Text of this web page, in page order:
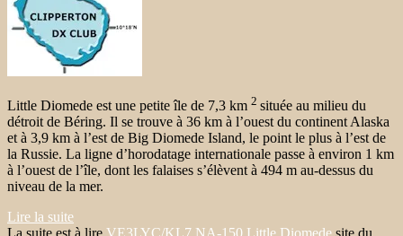
Little Diomede est une petite île de 7,3 km 2 située au milieu du
détroit de Béring. Il se trouve à 36 km à l’ouest du continent Alaska
et à 3,9 km à l’est de Big Diomede Island, le point le plus à l’est de
la Russie. La ligne d’horodatage internationale passe à environ 1 km
à l’ouest de l’île, dont les falaises s’élèvent à 494 m au-dessus du
niveau de la mer.
Lire la suite